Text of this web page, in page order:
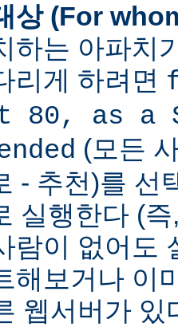
상 (For
하는 아파치
리게 하려면
80, as a
(모든
- 추천)를 선
실행한다 (
람이 없어도
해보거나 이
웹서버가